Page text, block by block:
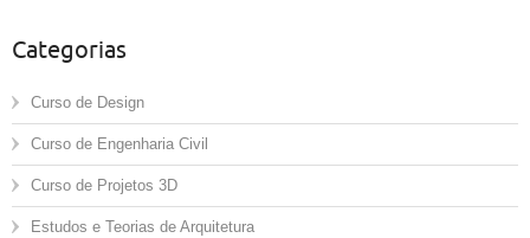
Categorias
Curso de Design
Curso de Engenharia Civil
Curso de Projetos 3D
Estudos e Teorias de Arquitetura